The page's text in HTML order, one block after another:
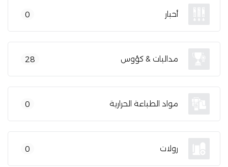
أحبار 0
مداليات & كؤوس 28
مواد الطباعة الحرارية 0
رولات 0